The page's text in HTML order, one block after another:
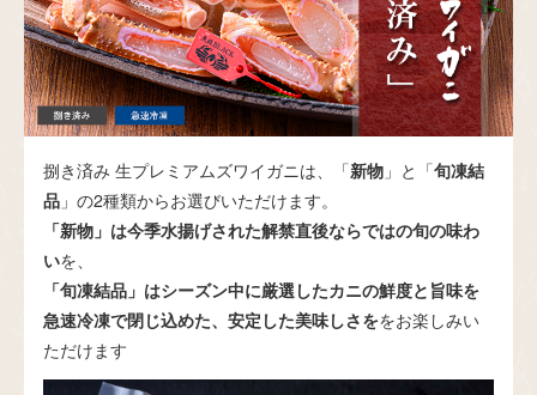
捌き済み 生プレミアムズワイガニは、「新物 」と「旬凍結
品 」の2種類からお選びいただけます。
「新物」は今季水揚げされた解禁直後ならではの旬の味わ
いを、
「旬凍結品」はシーズン中に厳選したカニの鮮度と旨味を
急速冷凍で閉じ込めた、安定した美味しさををお楽しみい
ただけます